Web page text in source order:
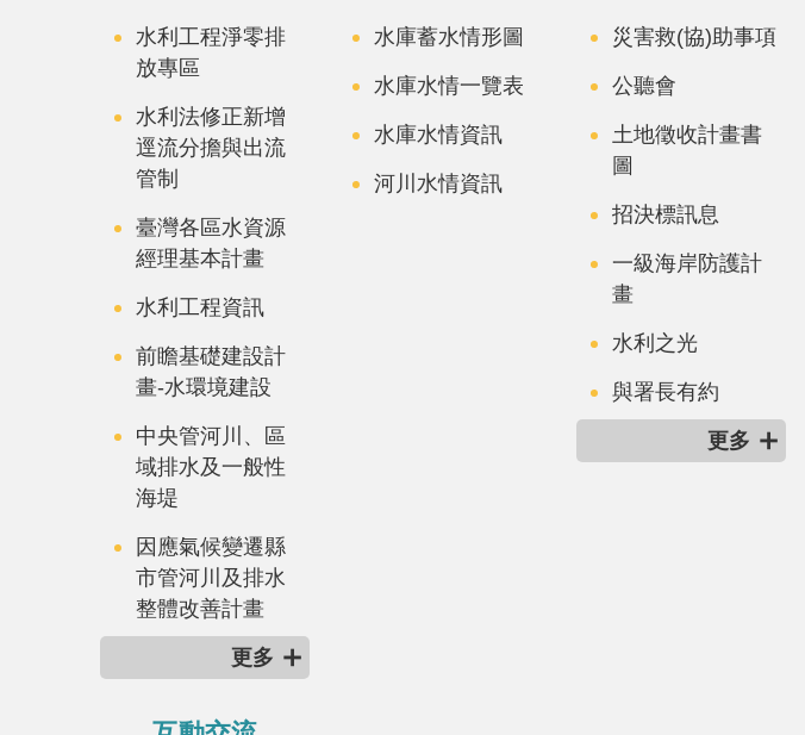
水利工程淨零排
放專區
水利法修正新增
逕流分擔與出流
管制
臺灣各區水資源
經理基本計畫
水利工程資訊
前瞻基礎建設計
畫-水環境建設
中央管河川、區
域排水及一般性
海堤
因應氣候變遷縣
市管河川及排水
整體改善計畫
更多
水庫蓄水情形圖
水庫水情一覽表
水庫水情資訊
河川水情資訊
災害救(協)助事項
公聽會
土地徵收計畫書
圖
招決標訊息
一級海岸防護計
畫
水利之光
與署長有約
更多